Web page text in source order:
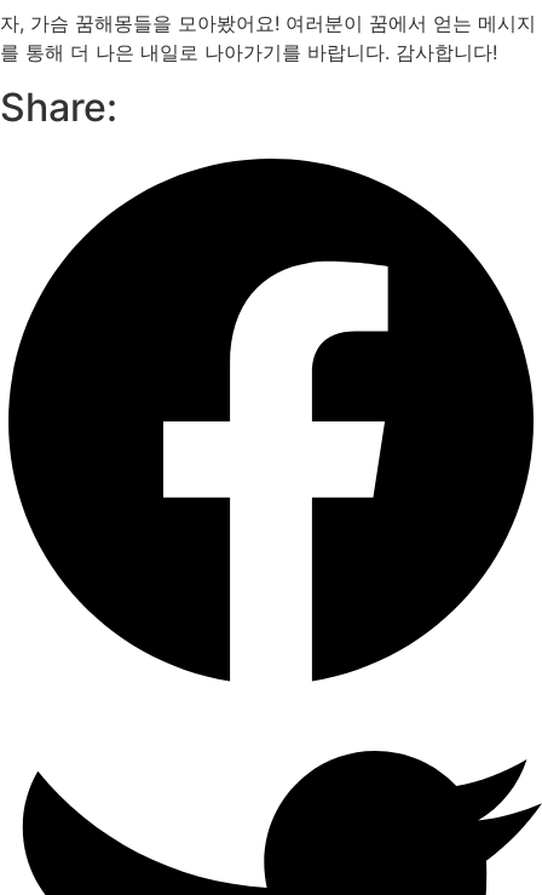
자, 가슴 꿈해몽들을 모아봤어요! 여러분이 꿈에서 얻는 메시지
를 통해 더 나은 내일로 나아가기를 바랍니다. 감사합니다!
Share: